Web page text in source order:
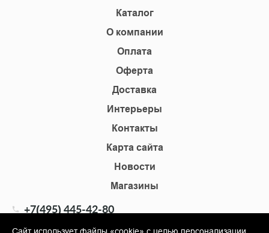
Каталог
О компании
Оплата
Оферта
Доставка
Интерьеры
Контакты
Карта сайта
Новости
Магазины
+7(495) 445-42-80